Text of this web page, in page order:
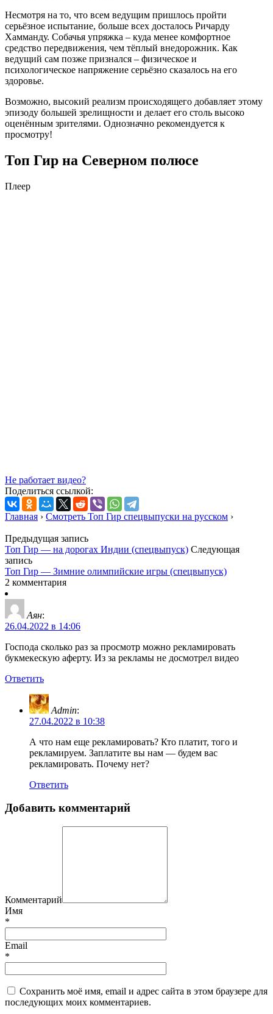
Несмотря на то, что всем ведущим пришлось пройти
серьёзное испытание, больше всех досталось Ричарду
Хамманду. Собачья упряжка – куда менее комфортное
средство передвижения, чем тёплый внедорожник. Как
ведущий сам позже признался – физическое и
психологическое напряжение серьёзно сказалось на его
здоровье.
Возможно, высокий реализм происходящего добавляет этому
эпизоду большей зрелищности и делает его столь высоко
оценённым зрителями. Однозначно рекомендуется к
просмотру!
Топ Гир на Северном полюсе
Плеер
Не работает видео?
Поделиться ссылкой:
Главная › Смотреть Топ Гир спецвыпуски на русском ›
Предыдущая запись
Топ Гир — на дорогах Индии (спецвыпуск) Следующая
запись
Топ Гир — Зимние олимпийские игры (спецвыпуск)
2 комментария
Аян:
26.04.2022 в 14:06
Господа сколько раз за просмотр можно рекламировать
букмекескую аферту. Из за рекламы не досмотрел видео
Ответить
Admin:
27.04.2022 в 10:38
А что нам еще рекламировать? Кто платит, того и
рекламируем. Заплатите вы нам — будем вас
рекламировать. Почему нет?
Ответить
Добавить комментарий
Комментарий
Имя
*
Email
*
Сохранить моё имя, email и адрес сайта в этом браузере для
последующих моих комментариев.